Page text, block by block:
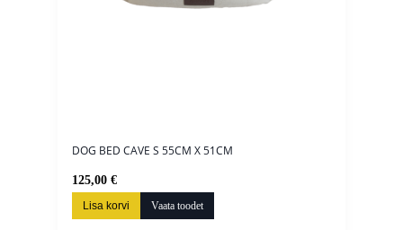
DOG BED CAVE S 55CM X 51CM
125,00 €
Lisa korvi Vaata toodet